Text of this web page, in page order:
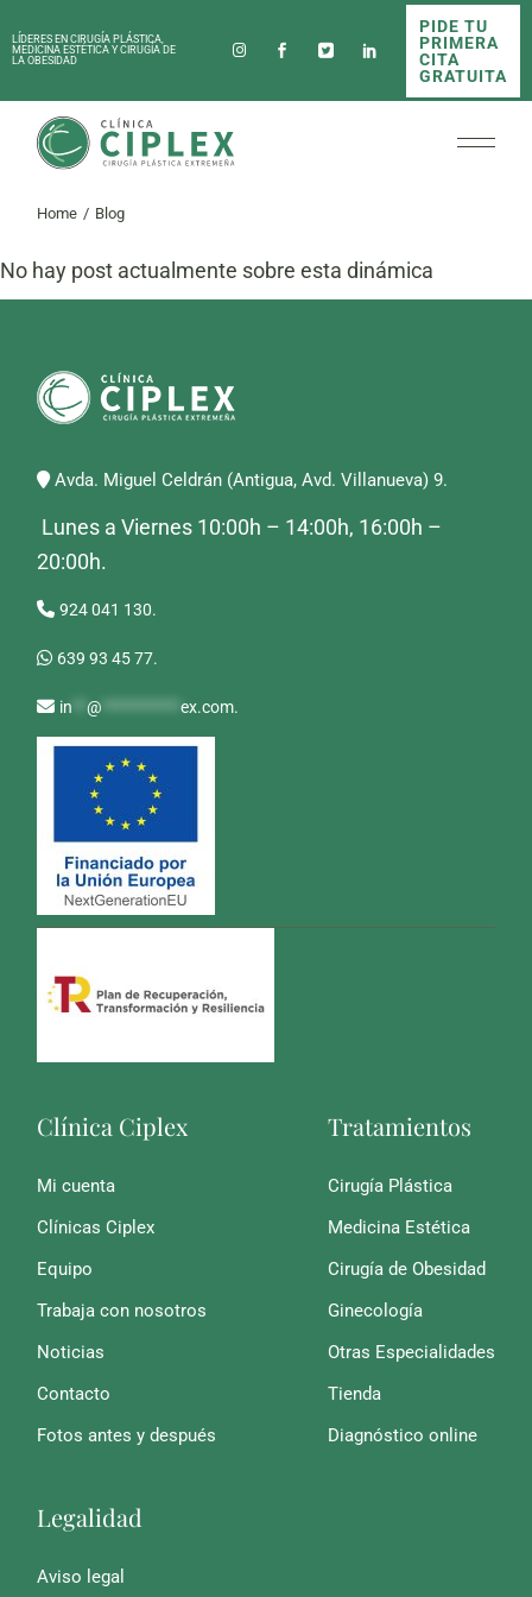
LÍDERES EN CIRUGÍA PLÁSTICA,
MEDICINA ESTÉTICA Y CIRUGÍA DE
LA OBESIDAD
PIDE TU
PRIMERA
CITA
GRATUITA
Home Blog
No hay post actualmente sobre esta dinámica
Avda. Miguel Celdrán (Antigua, Avd. Villanueva) 9.
Lunes a Viernes 10:00h – 14:00h, 16:00h –
20:00h.
924 041 130.
639 93 45 77.
in **@ ***********ex.com.
Clínica Ciplex
Mi cuenta
Clínicas Ciplex
Equipo
Trabaja con nosotros
Noticias
Contacto
Fotos antes y después
Tratamientos
Cirugía Plástica
Medicina Estética
Cirugía de Obesidad
Ginecología
Otras Especialidades
Tienda
Diagnóstico online
Legalidad
Aviso legal